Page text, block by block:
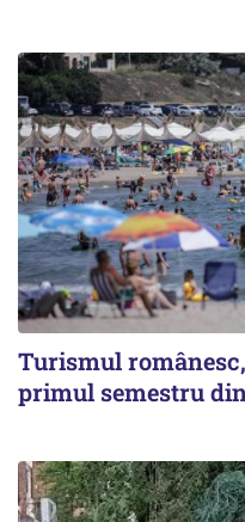
Turismul
primul semestru